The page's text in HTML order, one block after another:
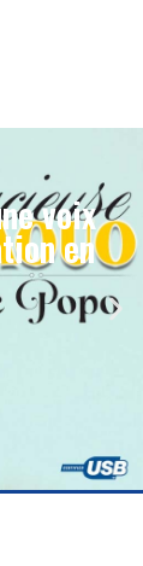
voix
en